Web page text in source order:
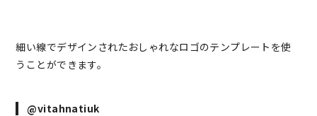
細い線でデザインされたおしゃれなロゴのテンプレートを使
うことができます。
@vitahnatiuk